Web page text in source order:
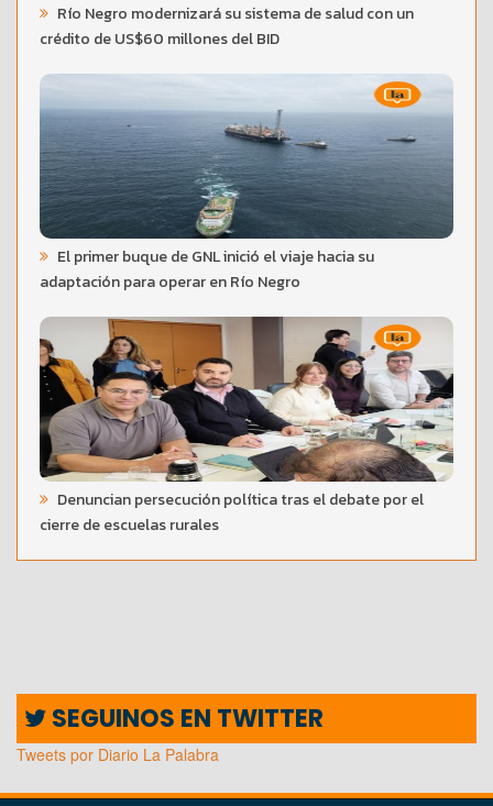
Río Negro modernizará su sistema de salud con un
crédito de US$60 millones del BID
El primer buque de GNL inició el viaje hacia su
adaptación para operar en Río Negro
Denuncian persecución política tras el debate por el
cierre de escuelas rurales
SEGUINOS EN TWITTER
Tweets por Diario La Palabra